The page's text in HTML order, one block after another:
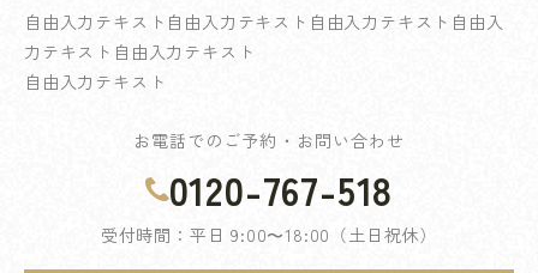
自由入力テキスト自由入力テキスト自由入力テキスト自由入
力テキスト自由入力テキスト
自由入力テキスト
お電話でのご予約・お問い合わせ
0120-767-518
受付時間：平日 9:00〜18:00（土日祝休）